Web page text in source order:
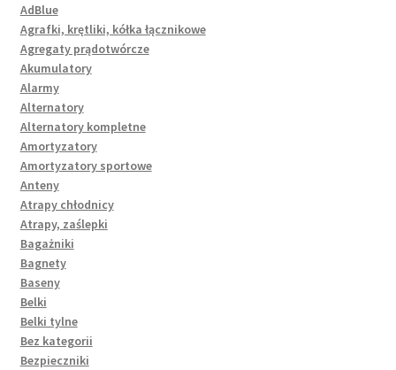
AdBlue
Agrafki, krętliki, kółka łącznikowe
Agregaty prądotwórcze
Akumulatory
Alarmy
Alternatory
Alternatory kompletne
Amortyzatory
Amortyzatory sportowe
Anteny
Atrapy chłodnicy
Atrapy, zaślepki
Bagażniki
Bagnety
Baseny
Belki
Belki tylne
Bez kategorii
Bezpieczniki